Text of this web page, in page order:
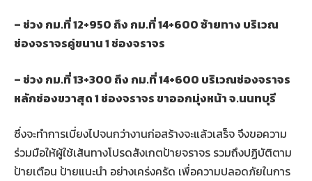
– ช่วง กม.ที่ 12+950 ถึง กม.ที่ 14+600 ซ้ายทาง บริเวณ
ช่องจราจรคู่ขนาน 1 ช่องจราจร
– ช่วง กม.ที่ 13+300 ถึง กม.ที่ 14+600 บริเวณช่องจราจร
หลักช่องขวาสุด 1 ช่องจราจร ขาออกมุ่งหน้า จ.นนทบุรี
ซึ่งจะทำการเบี่ยงไปจนกว่างานก่อสร้างจะแล้วเสร็จ จึงขอความ
ร่วมมือให้ผู้ใช้เส้นทางโปรดสังเกตป้ายจราจร รวมถึงปฏิบัติตาม
ป้ายเตือน ป้ายแนะนำ อย่างเคร่งครัด เพื่อความปลอดภัยในการ